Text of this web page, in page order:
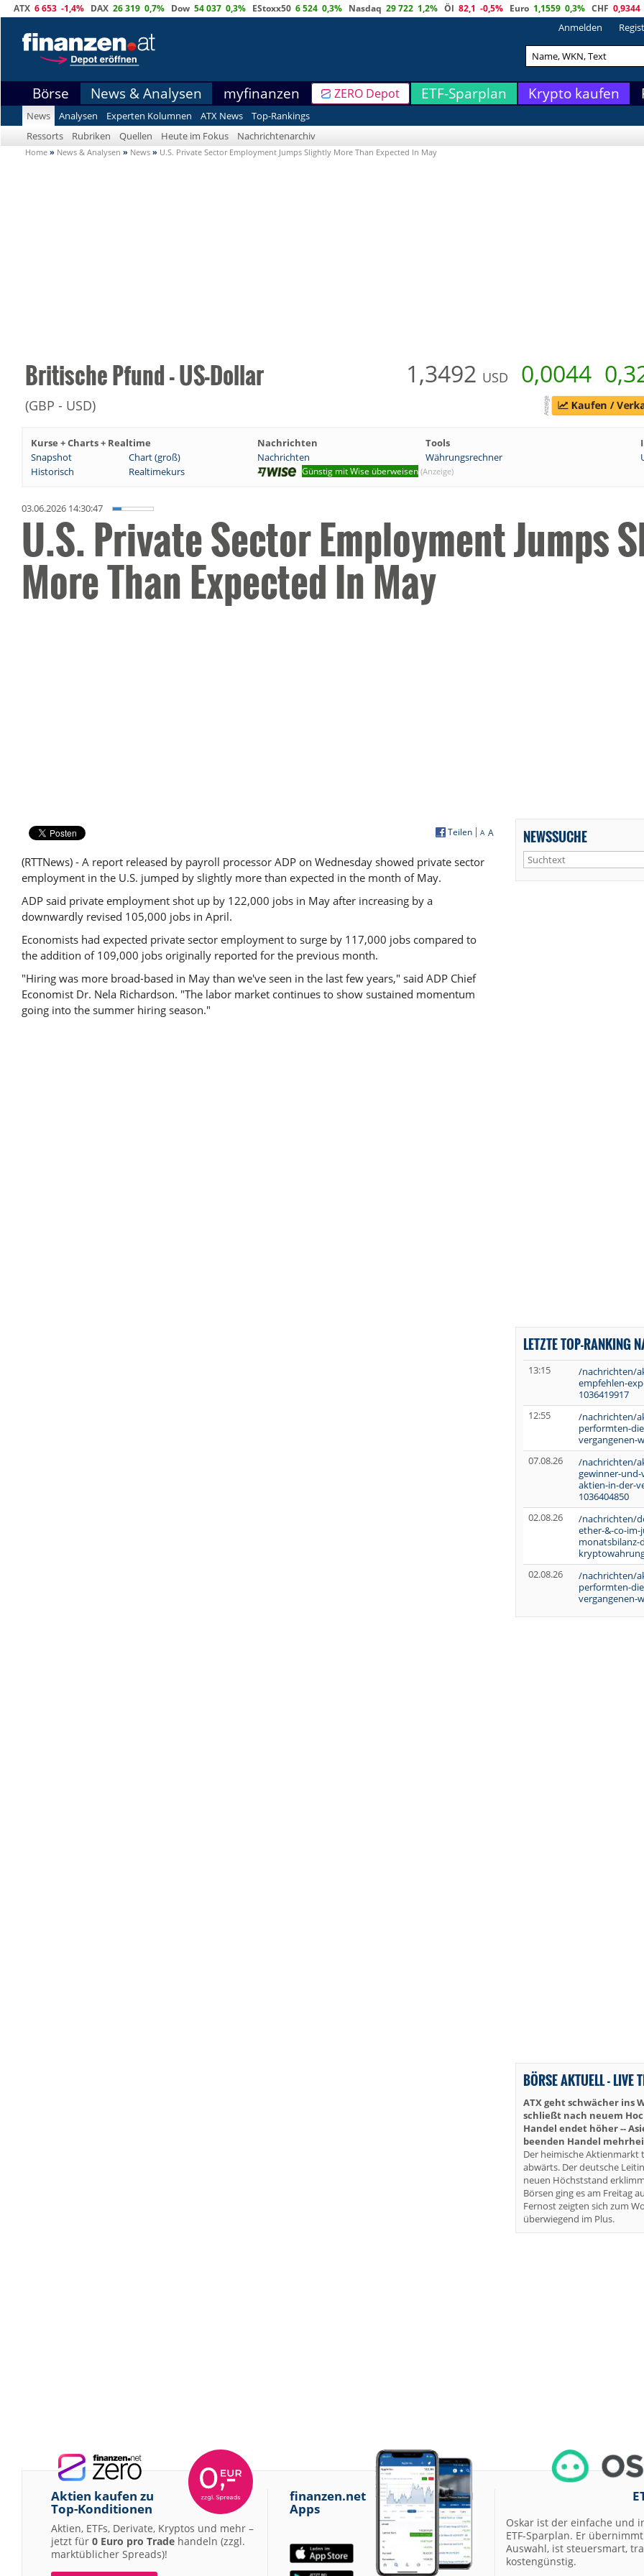
ATX 6 653 -1,4% DAX 26 319 0,7% Dow 54 037 0,3% EStoxx50 6 524 0,3% Nasdaq 29 722 1,2% Öl 82,1 -0,5% Euro 1,1559 0,3% CHF 0,9344
Anmelden
Börse News & Analysen myfinanzen ZERO Depot ETF-Sparplan Krypto kaufen
News Analysen Experten Kolumnen ATX News
Top-Rankings
Ressorts
Rubriken Quellen Heute im Fokus Nachrichtenarchiv
Home » News & Analysen » News » U.S. Private Sector Employment Jumps Slightly More Than Expected In May
Britische Pfund - US-Dollar
(GBP - USD)
1,3492 USD 0,0044
Kurse + Charts + Realtime Nachrichten Tools
Snapshot
Chart (groß) Nachrichten Währungsrechner
Historisch
Realtimekurs Günstig mit Wise überweisen (Anzeige)
03.06.2026 14:30:47
U.S. Private Sector Employment Jumps
More Than Expected In May
A
A
Teilen
(RTTNews) - A report released by payroll processor ADP on Wednesday showed private sector
employment in the U.S. jumped by slightly more than expected in the month of May.
ADP said private employment shot up by 122,000 jobs in May after increasing by a
downwardly revised 105,000 jobs in April.
Economists had expected private sector employment to surge by 117,000 jobs compared to
the addition of 109,000 jobs originally reported for the previous month.
"Hiring was more broad-based in May than we've seen in the last few years," said ADP Chief
Economist Dr. Nela Richardson. "The labor market continues to show sustained momentum
going into the summer hiring season."
NEWSSUCHE
LETZTE TOP-RANKING
13:15
/nachrichten/
empfehlen-
1036419917
12:55
/nachrichten/
performten-
vergangenen-
07.08.26
/nachrichten/
gewinner-
aktien-in-der-
1036404850
02.08.26
/nachrichten/
ether-&-co-im-
monatsbilanz-
02.08.26
/nachrichten/
performten-
vergangenen-
BÖRSE AKTUELL - LIVE
ATX geht schwächer ins
schließt nach neuem
Handel endet höher --
beenden Handel
Der heimische Aktienmarkt
abwärts. Der deutsche
neuen Höchststand
Börsen ging es am Freitag
Fernost zeigten sich zum
überwiegend im Plus.
Aktien kaufen zu
Top-Konditionen
Aktien, ETFs, Derivate, Kryptos und mehr –
jetzt für 0 Euro pro Trade handeln (zzgl.
marktüblicher Spreads)!
finanzen.net
Apps
Oskar ist der einfache und
ETF-Sparplan. Er
Auswahl, ist steuersmart,
kostengünstig.